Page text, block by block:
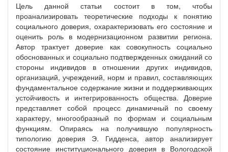
Цель данной статьи состоит в том, чтобы
проанализировать теоретические подходы к понятию
социального доверия, охарактеризовать его состояние и
оценить роль в модернизационном развитии региона.
Автор трактует доверие как совокупность социально
обоснованных и социально подтвержденных ожиданий со
стороны индивидов в отношении других индивидов,
организаций, учреждений, норм и правил, составляющих
фундаментальное содержание жизни и поддерживающих
устойчивость и интегрированность общества. Доверие
представляет собой процесс динамичный по своему
характеру, многообразный по формам и социальным
функциям. Опираясь на получившую популярность
типологию доверия Э. Гидденса, автор анализирует
состояние институционального доверия в Вологодской